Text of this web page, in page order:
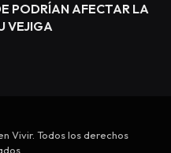
PODRÍAN AFECTAR LA
VEJIGA
Vivir. Todos los derechos